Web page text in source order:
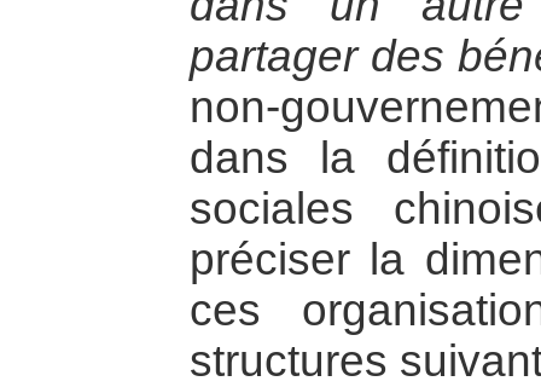
partager des
non-
dans la
sociales
préciser la
ces
structures